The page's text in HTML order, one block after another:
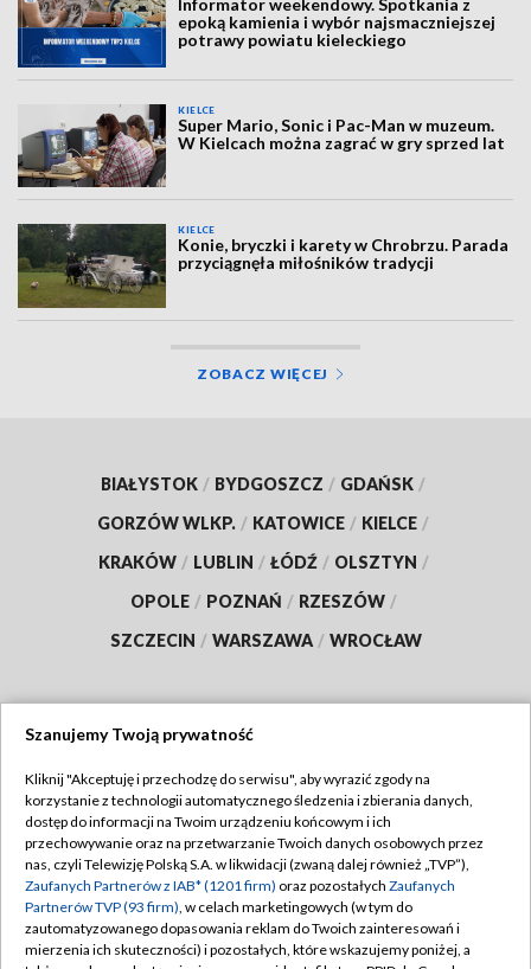
Informator weekendowy. Spotkania z
epoką kamienia i wybór najsmaczniejszej
potrawy powiatu kieleckiego
KIELCE
Super Mario, Sonic i Pac-Man w muzeum.
W Kielcach można zagrać w gry sprzed lat
KIELCE
Konie, bryczki i karety w Chrobrzu. Parada
przyciągnęła miłośników tradycji
ZOBACZ WIĘCEJ
BIAŁYSTOK / BYDGOSZCZ / GDAŃSK /
GORZÓW WLKP. / KATOWICE / KIELCE /
KRAKÓW / LUBLIN / ŁÓDŹ / OLSZTYN /
OPOLE / POZNAŃ / RZESZÓW /
SZCZECIN / WARSZAWA / WROCŁAW
TVP
Abonament TVP
Emisja w TVP
Centrum informacji TVP
Naziemna Telewizja Cyfrowa
Regulamin TVP
Polityka prywatności
Moje zgody
Pomoc
Szanujemy Twoją prywatność
Kliknij "Akceptuję i przechodzę do serwisu", aby wyrazić zgody na
korzystanie z technologii automatycznego śledzenia i zbierania danych,
dostęp do informacji na Twoim urządzeniu końcowym i ich
przechowywanie oraz na przetwarzanie Twoich danych osobowych przez
nas, czyli Telewizję Polską S.A. w likwidacji (zwaną dalej również „TVP”),
Zaufanych Partnerów z IAB* (1201 firm) oraz pozostałych Zaufanych
Partnerów TVP (93 firm), w celach marketingowych (w tym do
zautomatyzowanego dopasowania reklam do Twoich zainteresowań i
mierzenia ich skuteczności) i pozostałych, które wskazujemy poniżej, a